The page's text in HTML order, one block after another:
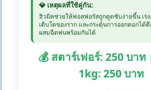
💎 เหตุผลที่ใช้คู่กัน:
ฮิวมิคช่วยให้ฟอสฟอรัสถูกดูดซับง่ายขึ้น เร่ง
เติบโตของราก และกระตุ้นการออกดอกได้
ผสมฉีดพ่นพร้อมกันได้
💰 สตาร์เฟอร์: 250 บา
1kg: 250 บาท